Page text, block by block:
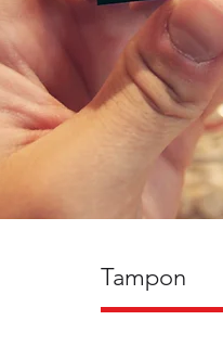
Tampon